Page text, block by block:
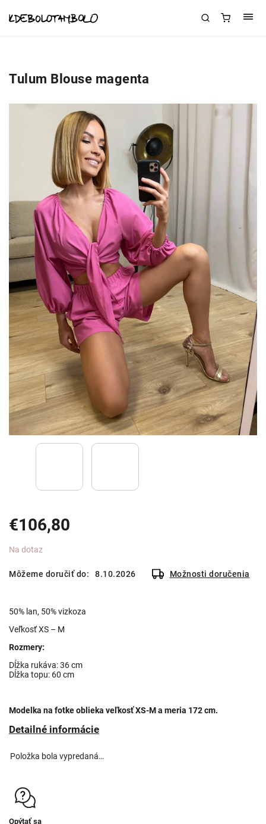
Tulum Blouse magenta
€106,80
Na dotaz
Môžeme doručiť do: 8.10.2026 Možnosti doručenia
50% lan, 50% vizkoza
Veľkosť XS – M
Rozmery:
Dĺžka rukáva: 36 cm
Dĺžka topu: 60 cm
Modelka na fotke oblieka veľkosť XS-M a meria 172 cm.
Detailné informácie
Položka bola vypredaná…
Opýtať sa